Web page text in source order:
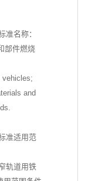
准名称：
部件燃烧
vehicles;
and
准适用范
轨道用铁